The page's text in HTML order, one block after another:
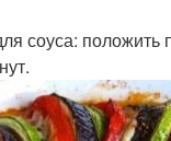
соуса: положить